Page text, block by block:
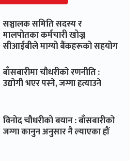
सञ्चालक समिति सदस्य र
मालपोतका कर्मचारी खोज्न
सीआईबीले माग्यो बैंकहरूको सहयोग
बाँसबारीमा चौधरीको रणनीति :
उद्योगी भएर पस्ने, जग्गा हत्याउने
विनोद चौधरीको बयान : बाँसबारीको
जग्गा कानुन अनुसार नै ल्याएका हौं